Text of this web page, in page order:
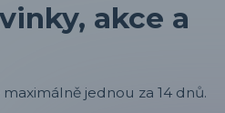
akce a
jednou za 14 dnů.